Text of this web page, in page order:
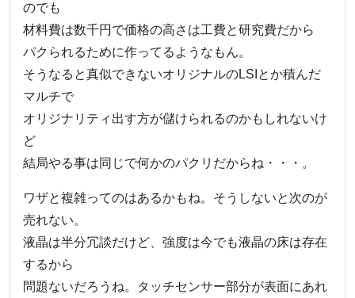
のでも
材料費は数千円で価格の高さは工費と研究費だから
パクられるために作ってるようなもん。
そうなると真似できないオリジナルのLSIとか積んだ
マルチで
オリジナリティ出す方が儲けられるのかもしれないけ
ど
結局やる事は同じで何かのパクリだからね・・・。
ワザと複雑ってのはあるかもね。そうしないと次のが
売れない。
液晶は半分冗談だけど、強度は今でも液晶の床は存在
するから
問題ないだろうね。タッチセンサー部分が表面にあれ